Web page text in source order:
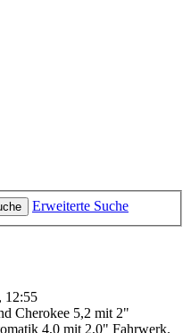
Erweiterte Suche
12:55
Cherokee 5,2 mit 2"
4,0 mit 2,0" Fahrwerk.